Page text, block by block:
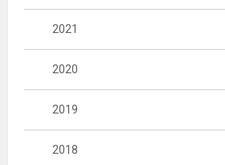
2021
2020
2019
2018